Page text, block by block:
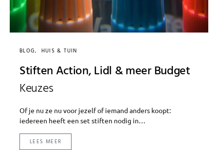
BLOG HUIS & TUIN
Stiften Action, Lidl & meer Budget
Keuzes
Of je nu ze nu voor jezelf of iemand anders koopt:
iedereen heeft een set stiften nodig in…
LEES MEER